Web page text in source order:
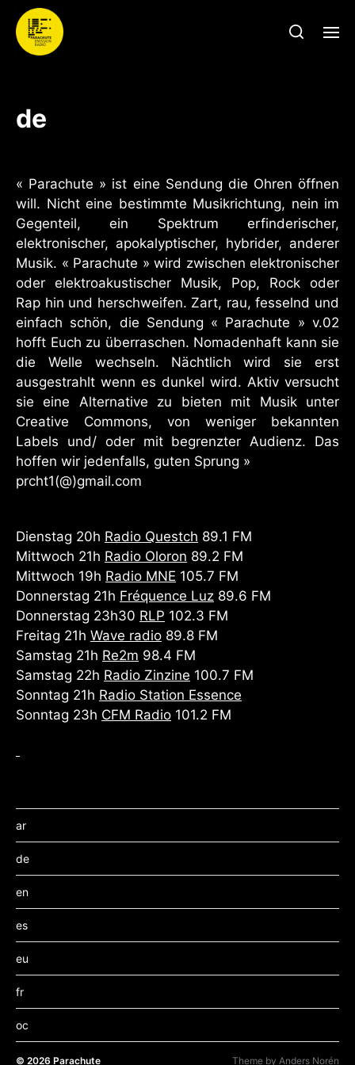
de
« Parachute » ist eine Sendung die Ohren öffnen
will. Nicht eine bestimmte Musikrichtung, nein im
Gegenteil, ein Spektrum erfinderischer,
elektronischer, apokalyptischer, hybrider, anderer
Musik. « Parachute » wird zwischen elektronischer
oder elektroakustischer Musik, Pop, Rock oder
Rap hin und herschweifen. Zart, rau, fesselnd und
einfach schön, die Sendung « Parachute » v.02
hofft Euch zu überraschen. Nomadenhaft kann sie
die Welle wechseln. Nächtlich wird sie erst
ausgestrahlt wenn es dunkel wird. Aktiv versucht
sie eine Alternative zu bieten mit Musik unter
Creative Commons, von weniger bekannten
Labels und/ oder mit begrenzter Audienz. Das
hoffen wir jedenfalls, guten Sprung »
prcht1(@)gmail.com
Dienstag 20h Radio Questch 89.1 FM
Mittwoch 21h Radio Oloron 89.2 FM
Mittwoch 19h Radio MNE 105.7 FM
Donnerstag 21h Fréquence Luz 89.6 FM
Donnerstag 23h30 RLP 102.3 FM
Freitag 21h Wave radio 89.8 FM
Samstag 21h Re2m 98.4 FM
Samstag 22h Radio Zinzine 100.7 FM
Sonntag 21h Radio Station Essence
Sonntag 23h CFM Radio 101.2 FM
ar
de
en
es
eu
fr
oc
© 2026 Parachute Theme by Anders Norén